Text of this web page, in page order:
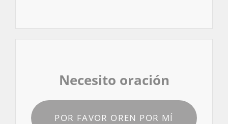
Necesito oración
POR FAVOR OREN POR MÍ